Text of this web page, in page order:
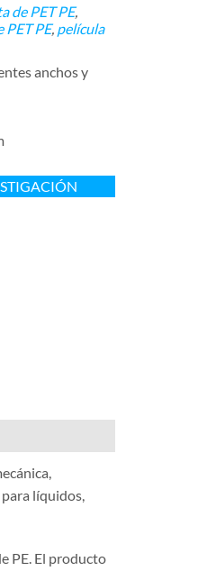
de PET PE,
PET PE, película
anchos y
líquidos,
PE. El producto